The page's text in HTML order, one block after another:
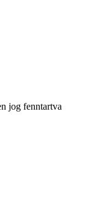
jog fenntartva